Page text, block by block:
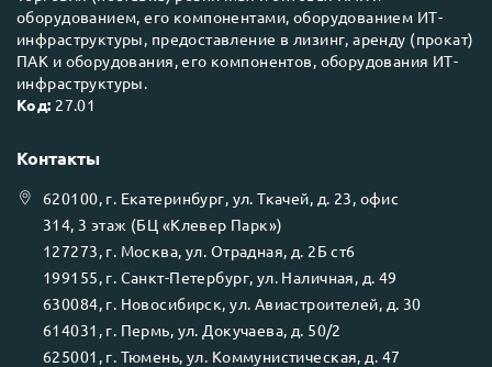
оборудованием, его компонентами, оборудованием ИТ-
инфраструктуры, предоставление в лизинг, аренду (прокат)
ПАК и оборудования, его компонентов, оборудования ИТ-
инфраструктуры.
Код: 27.01
Контакты
620100, г. Екатеринбург, ул.Ткачей, д. 23, офис
314, 3 этаж (БЦ «Клевер Парк»)
127273, г. Москва, ул. Отрадная, д. 2Б ст6
199155, г. Санкт-Петербург, ул. Наличная, д. 49
630084, г. Новосибирск, ул. Авиастроителей, д. 30
614031 , г. Пермь, ул. Докучаева, д. 50/2
625001 , г. Тюмень, ул. Коммунистическая, д. 47